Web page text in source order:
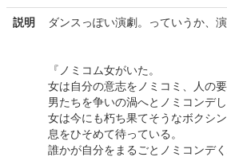
説明 ダンスっぽい演劇。っていうか、
『ノミコム女がいた。
女は自分の意志をノミコミ、人の要
男たちを争いの渦へとノミコンデし
女は今にも朽ち果てそうなボクシ
息をひそめて待っている。
誰かが自分をまるごとノミコンデく